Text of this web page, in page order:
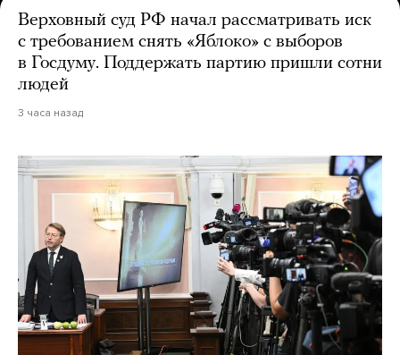
Верховный суд РФ начал рассматривать иск
с требованием снять «Яблоко» с выборов
в Госдуму. Поддержать партию пришли сотни
людей
3 часа назад